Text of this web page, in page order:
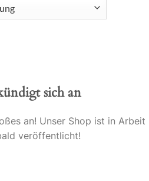
sich an
an! Unser Shop ist in Arbeit
veröffentlicht!